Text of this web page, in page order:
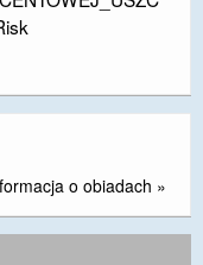
o obiadach »